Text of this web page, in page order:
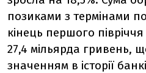
позиками з термінами
кінець першого
27,4 мільярда гривень,
значенням в історії